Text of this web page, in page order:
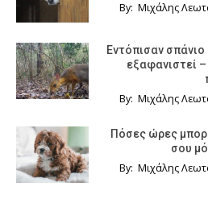
By: Μιχάλης
Εντόπισαν
εξαφανιστεί
By: Μιχάλης
Πόσες ώρες
σου
By: Μιχάλης